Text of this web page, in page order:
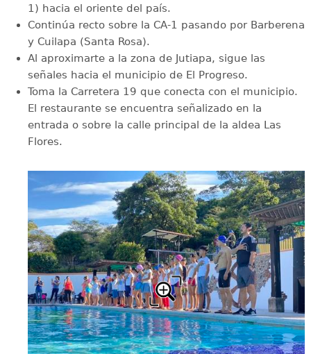
1) hacia el oriente del país.
Continúa recto sobre la CA-1 pasando por Barberena
y Cuilapa (Santa Rosa).
Al aproximarte a la zona de Jutiapa, sigue las
señales hacia el municipio de El Progreso.
Toma la Carretera 19 que conecta con el municipio.
El restaurante se encuentra señalizado en la
entrada o sobre la calle principal de la aldea Las
Flores.